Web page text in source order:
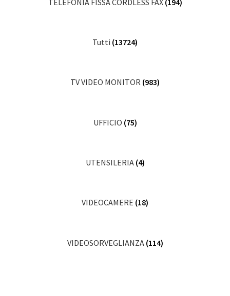
Tutti (13724)
TV VIDEO MONITOR (983)
UFFICIO (75)
UTENSILERIA (4)
VIDEOCAMERE (18)
VIDEOSORVEGLIANZA (114)